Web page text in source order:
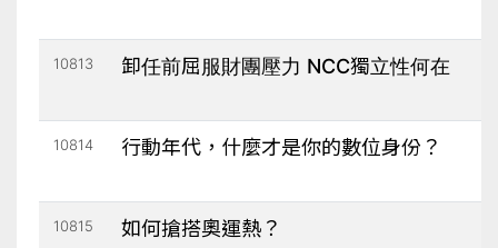
10813 卸任前屈服財團壓力 NCC獨立性何在
10814 行動年代，什麼才是你的數位身份？
10815 如何搶搭奧運熱？